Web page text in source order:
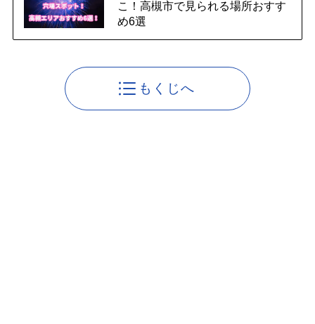
こ！高槻市で見られる場所おすす
め6選
もくじへ